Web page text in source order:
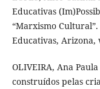
Educativas
“Marxismo
Educativas, Arizona,
OLIVEIRA, Ana
construídos pelas